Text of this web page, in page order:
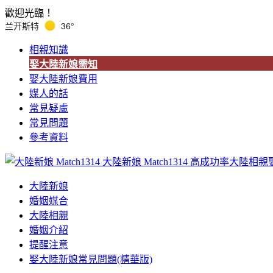
歡迎光臨！
兰开斯特 36°
相親知識
娶大陸新娘需知
娶大陸新娘費用
媒人的話
常見疑慮
常見問題
參考資料
大陸新娘 Match1314 高成功率大陸相親
大陸新娘
婚姻媒合
大陸相親
婚姻介紹
提醒注意
娶大陸新娘常見問題(精華版)